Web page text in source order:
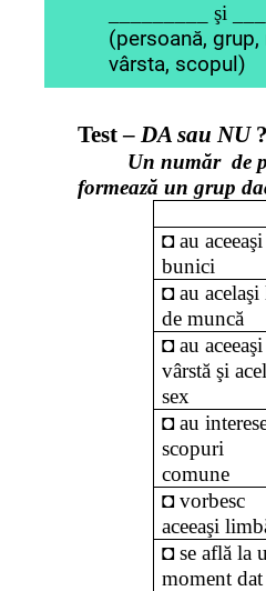
_________ şi
(persoană,
vârsta, scopul)
Test – DA sau NU?
Un număr de
formează un grup
◘ au aceeaşi
bunici
◘ au acelaşi
de muncă
◘ au aceeaşi
vârstă şi
sex
◘ au
scopuri
comune
◘ vorbesc
aceeaşi
◘ se află la
moment